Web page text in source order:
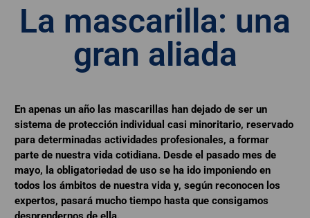
La mascarilla: una
gran aliada
En apenas un año las mascarillas han dejado de ser un
sistema de protección individual casi minoritario, reservado
para determinadas actividades profesionales, a formar
parte de nuestra vida cotidiana. Desde el pasado mes de
mayo, la obligatoriedad de uso se ha ido imponiendo en
todos los ámbitos de nuestra vida y, según reconocen los
expertos, pasará mucho tiempo hasta que consigamos